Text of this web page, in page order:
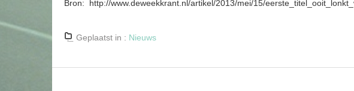
Bron: http://www.deweekkrant.nl/artikel/2013/mei/15/
Geplaatst in : Nieuws